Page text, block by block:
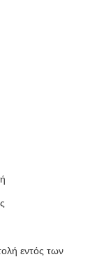
εντός των